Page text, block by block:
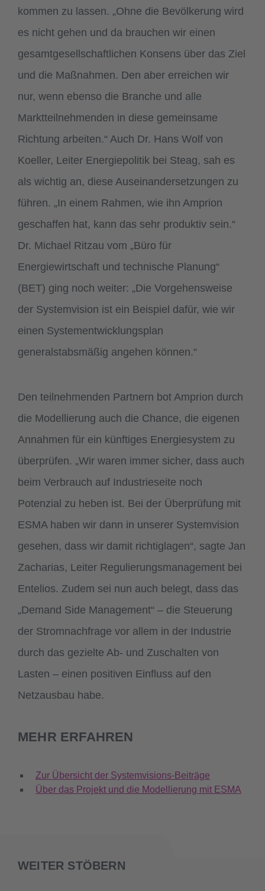
kommen zu lassen. „Ohne die Bevölkerung wird
es nicht gehen und da brauchen wir einen
gesamtgesellschaftlichen Konsens über das Ziel
und die Maßnahmen. Den aber erreichen wir
nur, wenn ebenso die Branche und alle
Marktteilnehmenden in diese gemeinsame
Richtung arbeiten.“ Auch Dr. Hans Wolf von
Koeller, Leiter Energiepolitik bei Steag, sah es
als wichtig an, diese Auseinandersetzungen zu
führen. „In einem Rahmen, wie ihn Amprion
geschaffen hat, kann das sehr produktiv sein.“
Dr. Michael Ritzau vom „Büro für
Energiewirtschaft und technische Planung“
(BET) ging noch weiter: „Die Vorgehensweise
der Systemvision ist ein Beispiel dafür, wie wir
einen Systementwicklungsplan
generalstabsmäßig angehen können.“
Den teilnehmenden Partnern bot Amprion durch
die Modellierung auch die Chance, die eigenen
Annahmen für ein künftiges Energiesystem zu
überprüfen. „Wir waren immer sicher, dass auch
beim Verbrauch auf Industrieseite noch
Potenzial zu heben ist. Bei der Überprüfung mit
ESMA haben wir dann in unserer Systemvision
gesehen, dass wir damit richtiglagen“, sagte Jan
Zacharias, Leiter Regulierungsmanagement bei
Entelios. Zudem sei nun auch belegt, dass das
„Demand Side Management“ – die Steuerung
der Stromnachfrage vor allem in der Industrie
durch das gezielte Ab- und Zuschalten von
Lasten – einen positiven Einfluss auf den
Netzausbau habe.
MEHR ERFAHREN
Zur Übersicht der Systemvisions-Beiträge
Über das Projekt und die Modellierung mit ESMA
WEITER STÖBERN